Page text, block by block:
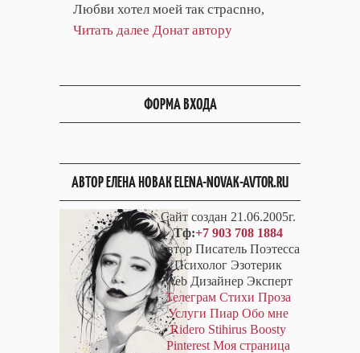
Любви хотел моей так страсnно,
Читать далее Донат автору
ФОРМА ВХОДА
АВТОР ЕЛЕНА НОВАК ELENA-NOVAK-AVTOR.RU
Сайт создан 21.06.2005г.
Тф:+7 903 708 1884
Автор Писатель Поэтесса
Психолог Эзотерик
Web Дизайнер Эксперт
Телеграм Стихи Проза
Услуги Пиар Обо мне
Ridero Stihirus Boosty
Pinterest Моя страница